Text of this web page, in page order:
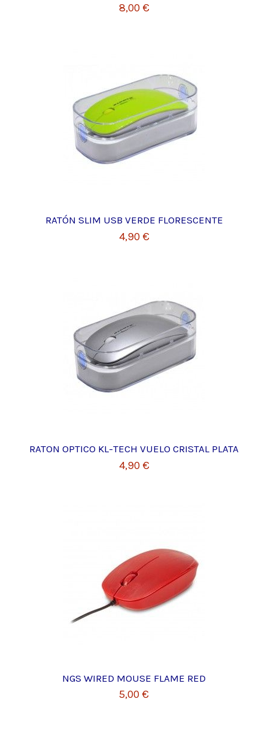
8,00 €
RATÓN SLIM USB VERDE FLORESCENTE
4,90 €
RATON OPTICO KL-TECH VUELO CRISTAL PLATA
4,90 €
NGS WIRED MOUSE FLAME RED
5,00 €